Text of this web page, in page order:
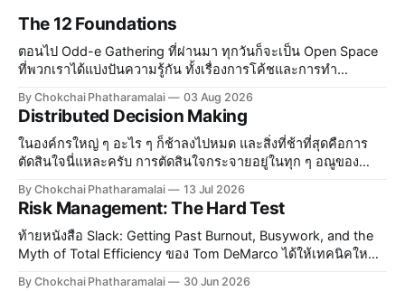
The 12 Foundations
ตอนไป Odd-e Gathering ที่ผ่านมา ทุกวันก็จะเป็น Open Space
ที่พวกเราได้แบ่งปันความรู้กัน ทั้งเรื่องการโค้ชและการทำ
โรงแรม แล้ว Terry Yin ก็ได้แบ่งปันเรื่อง The 12
By Chokchai Phatharamalai 03 Aug 2026
Distributed Decision Making
ในองค์กรใหญ่ ๆ อะไร ๆ ก็ช้าลงไปหมด และสิ่งที่ช้าที่สุดคือการ
ตัดสินใจนี่แหละครับ การตัดสินใจกระจายอยู่ในทุก ๆ อณูของ
จะกล้าตัดสินใจและกล้าออกความเห็น แต่พอองค์กรใหญ่
By Chokchai Phatharamalai 13 Jul 2026
Risk Management: The Hard Test
ท้ายหนังสือ Slack: Getting Past Burnout, Busywork, and the
Myth of Total Efficiency ของ Tom DeMarco ได้ให้เทคนิคใหม่
By Chokchai Phatharamalai 30 Jun 2026